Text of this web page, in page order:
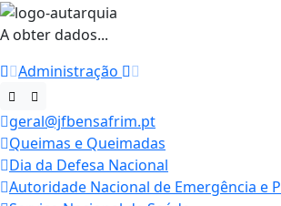
A obter dados...
Administração
geral@jfbensafrim.pt
Queimas e Queimadas
Dia da Defesa Nacional
Autoridade Nacional de Emergência e